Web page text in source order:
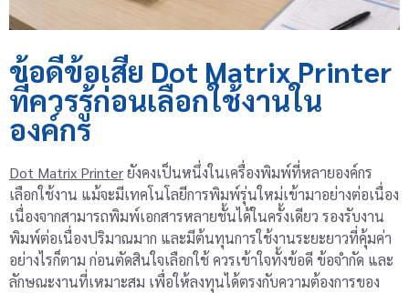
ข้อดีข้อเสีย Dot Matrix Printer
ที่ควรรู้ก่อนเลือกใช้งานใน
องค์กร
Dot Matrix Printerยังคงเป็นหนึ่งในเครื่องพิมพ์ที่หลายองค์กร
เลือกใช้งาน แม้จะมีเทคโนโลยีการพิมพ์รุ่นใหม่เข้ามาอย่างต่อเนื่อง
เนื่องจากสามารถพิมพ์เอกสารหลายชั้นได้ในครั้งเดียว รองรับงาน
พิมพ์ต่อเนื่องปริมาณมาก และมีต้นทุนการใช้งานระยะยาวที่คุ้มค่า
อย่างไรก็ตาม ก่อนตัดสินใจเลือกใช้ ควรเข้าใจทั้งข้อดี ข้อจำกัด และ
ลักษณะงานที่เหมาะสม เพื่อให้ลงทุนได้ตรงกับความต้องการของ